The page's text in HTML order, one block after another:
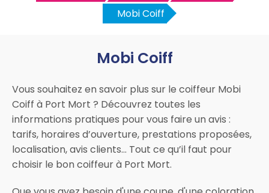
Mobi Coiff
Mobi Coiff
Vous souhaitez en savoir plus sur le coiffeur Mobi
Coiff à Port Mort ? Découvrez toutes les
informations pratiques pour vous faire un avis :
tarifs, horaires d’ouverture, prestations proposées,
localisation, avis clients… Tout ce qu’il faut pour
choisir le bon coiffeur à Port Mort.